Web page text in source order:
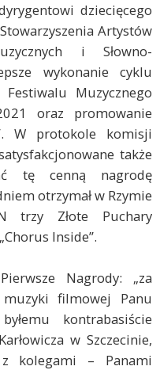
dziecięcego
Artystów
i Słowno-
wykonanie cyklu
Muzycznego
oraz promowanie
W protokole komisji
także
tę cenną nagrodę
otrzymał w Rzymie
trzy Złote Puchary
Inside”.
Nagrody: „za
filmowej Panu
kontrabasiście
w Szczecinie,
kolegami – Panami